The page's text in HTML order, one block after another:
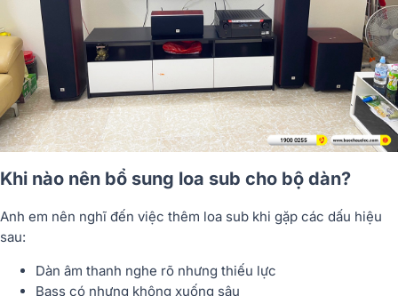
Khi nào nên bổ sung loa sub cho bộ dàn?
Anh em nên nghĩ đến việc thêm loa sub khi gặp các dấu hiệu
sau:
Dàn âm thanh nghe rõ nhưng thiếu lực
Bass có nhưng không xuống sâu